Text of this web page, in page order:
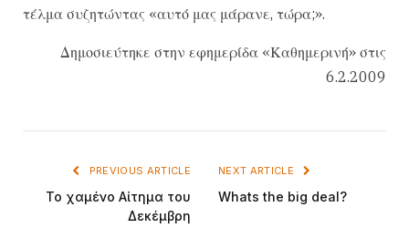
τέλμα συζητώντας «αυτό μας μάρανε, τώρα;».
Δημοσιεύτηκε στην εφημερίδα «Καθημερινή» στις
6.2.2009
PREVIOUS ARTICLE
Το χαμένο Αίτημα του
Δεκέμβρη
NEXT ARTICLE
Whats the big deal?